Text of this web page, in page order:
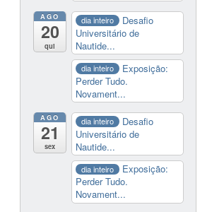
AGO
20
qui
dia inteiro
Desafio
Universitário de
Nautide...
dia inteiro
Exposição:
Perder Tudo.
Novament...
AGO
21
sex
dia inteiro
Desafio
Universitário de
Nautide...
dia inteiro
Exposição:
Perder Tudo.
Novament...